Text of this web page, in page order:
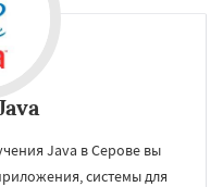
Java в Серове вы
системы для